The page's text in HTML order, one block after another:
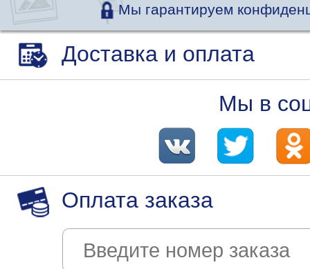
Мы гарантируем
Доставка и оплата
Мы в
Оплата заказа